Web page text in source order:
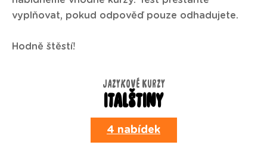
vyplňovat, pokud odpověď pouze odhadujete.
Hodně štěstí!
JAZYKOVÉ KURZY
ITALŠTINY
4 nabídek